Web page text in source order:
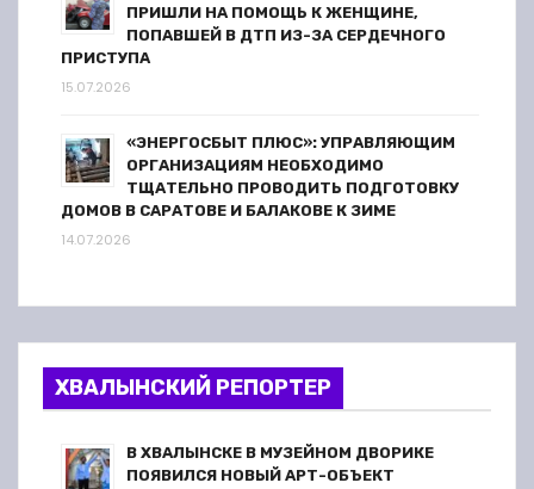
ПРИШЛИ НА ПОМОЩЬ К ЖЕНЩИНЕ,
ПОПАВШЕЙ В ДТП ИЗ-ЗА СЕРДЕЧНОГО
ПРИСТУПА
15.07.2026
«ЭНЕРГОСБЫТ ПЛЮС»: УПРАВЛЯЮЩИМ
ОРГАНИЗАЦИЯМ НЕОБХОДИМО
ТЩАТЕЛЬНО ПРОВОДИТЬ ПОДГОТОВКУ
ДОМОВ В САРАТОВЕ И БАЛАКОВЕ К ЗИМЕ
14.07.2026
ХВАЛЫНСКИЙ РЕПОРТЕР
В ХВАЛЫНСКЕ В МУЗЕЙНОМ ДВОРИКЕ
ПОЯВИЛСЯ НОВЫЙ АРТ-ОБЪЕКТ